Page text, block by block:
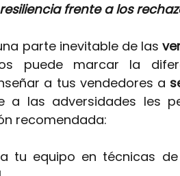
frente a los
parte inevitable de las
puede marcar la
a tus vendedores a
a las adversidades les
recomendada:
tu equipo en técnicas